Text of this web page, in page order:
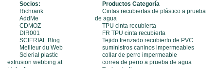
Socios:
Richrank
AddMe
CDMOZ
DIR001
SCIERIAL Blog
Meilleur du Web
Scierial plastic
extrusion webbing at
Productos Categoría
Cintas recubiertas de plástico a prueba
de agua
TPU cinta recubierta
FR TPU cinta recubierta
Tejido trenzado recubierto de PVC
suministros caninos impermeables
collar de perro impermeable
correa de perro a prueba de agua